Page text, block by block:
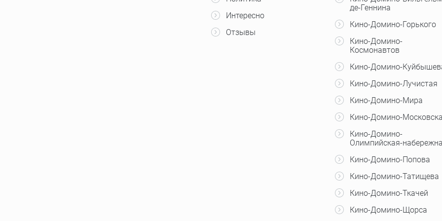
Интересно
Отзывы
де-Геннина
Кино-Домино-Горького
Кино-Домино-
Космонавтов
Кино-Домино-
Кино-Домино-Лучистая
Кино-Домино-Мира
Кино-Домино-
Кино-Домино-
Олимпийская-
Кино-Домино-Попова
Кино-Домино-Татищева
Кино-Домино-Ткачей
Кино-Домино-Щорса